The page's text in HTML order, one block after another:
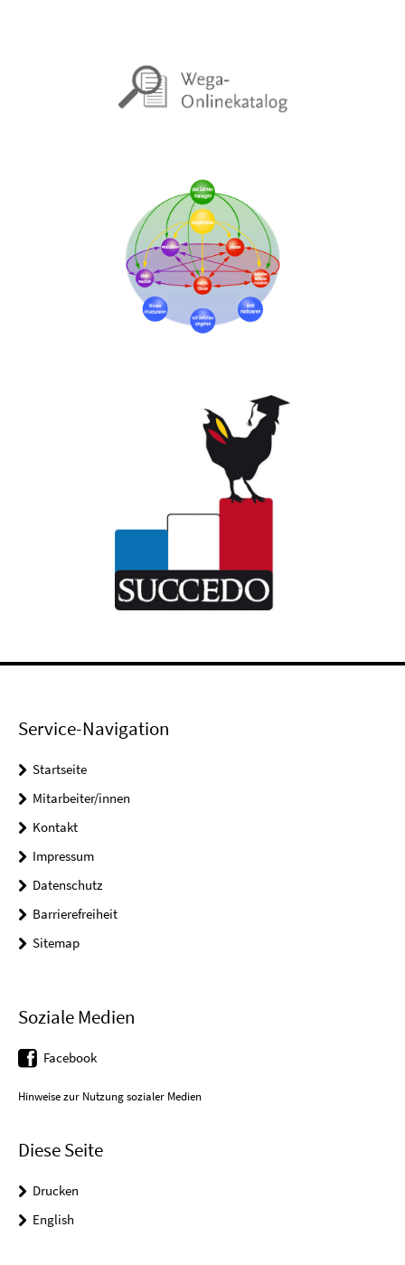
Service-Navigation
Startseite
Mitarbeiter/innen
Kontakt
Impressum
Datenschutz
Barrierefreiheit
Sitemap
Soziale Medien
Facebook
Hinweise zur Nutzung sozialer Medien
Diese Seite
Drucken
English